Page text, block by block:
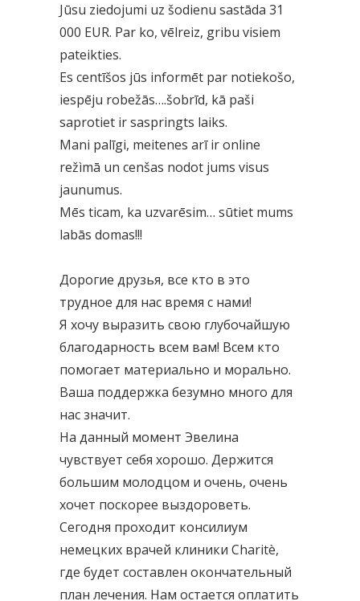
Jūsu ziedojumi uz šodienu sastāda 31
000 EUR. Par ko, vēlreiz, gribu visiem
pateikties.
Es centīšos jūs informēt par notiekošo,
iespēju robežās….šobrīd, kā paši
saprotiet ir saspringts laiks.
Mani palīgi, meitenes arī ir online
režìmā un cenšas nodot jums visus
jaunumus.
Mēs ticam, ka uzvarēsim… sūtiet mums
labās domas!!!
Дорогие друзья, все кто в это
трудное для нас время с нами!
Я хочу выразить свою глубочайшую
благодарность всем вам! Всем кто
помогает материально и морально.
Ваша поддержка безумно много для
нас значит.
На данный момент Эвелина
чувствует себя хорошо. Держится
большим молодцом и очень, очень
хочет поскорее выздороветь.
Сегодня проходит консилиум
немецких врачей клиники Charitè,
где будет составлен окончательный
план лечения. Нам остается оплатить